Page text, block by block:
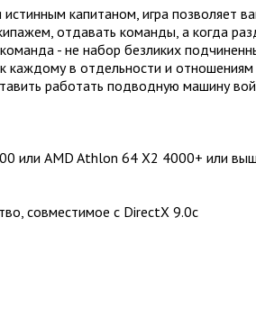
капитаном, игра позволяет
отдавать команды, а когда
- не набор безликих
каждому в отдельности и
работать подводную машину
или AMD Athlon 64 X2 4000+ или
совместимое с DirectX 9.0с